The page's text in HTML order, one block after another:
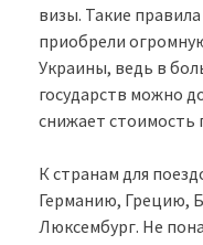
визы. Такие
приобрели
Украины, ведь в
государств можно
снижает стоимость
К странам для
Германию, Грецию,
Люксембург. Не